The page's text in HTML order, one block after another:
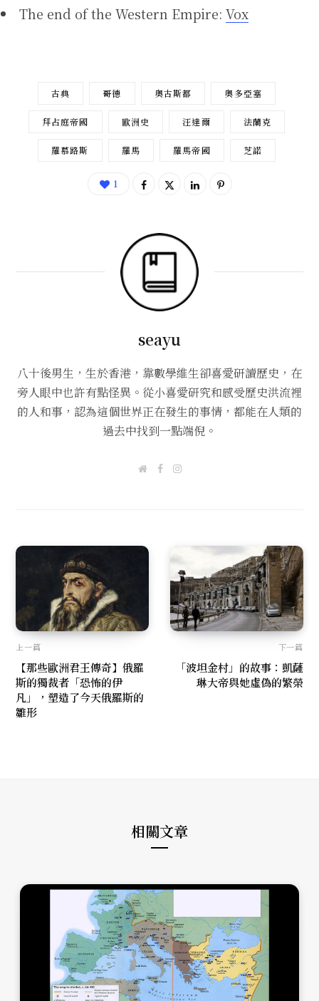
The end of the Western Empire: Vox
古典 哥德 奧古斯都 奧多亞塞
拜占庭帝國 歐洲史 汪達爾 法蘭克
羅慕路斯 羅馬 羅馬帝國 芝諾
1
seayu
八十後男生，生於香港，靠數學維生卻喜愛研讀歷史，在
旁人眼中也許有點怪異。從小喜愛研究和感受歷史洪流裡
的人和事，認為這個世界正在發生的事情，都能在人類的
過去中找到一點端倪。
W
F
I
上一篇
【那些歐洲君王傳奇】俄羅
斯的獨裁者「恐怖的伊
凡」，塑造了今天俄羅斯的
雛形
下一篇
「波坦金村」的故事：凱薩
琳大帝與她虛偽的繁榮
相關文章